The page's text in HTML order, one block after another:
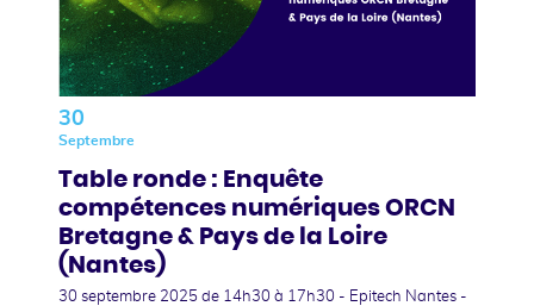
30
Septembre
Table ronde : Enquête
compétences numériques ORCN
Bretagne & Pays de la Loire
(Nantes)
30 septembre 2025 de 14h30 à 17h30 - Epitech Nantes -